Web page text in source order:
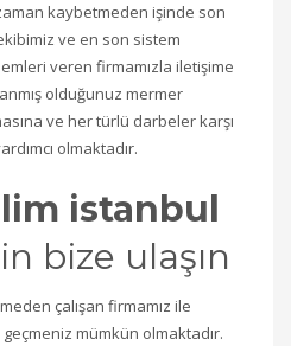
kaybetmeden işinde son
ve en son sistem
veren firmamızla iletişime
olduğunuz mermer
ve her türlü darbeler karşı
olmaktadır.
istanbul
bize ulaşın
çalışan firmamız ile
mümkün olmaktadır.